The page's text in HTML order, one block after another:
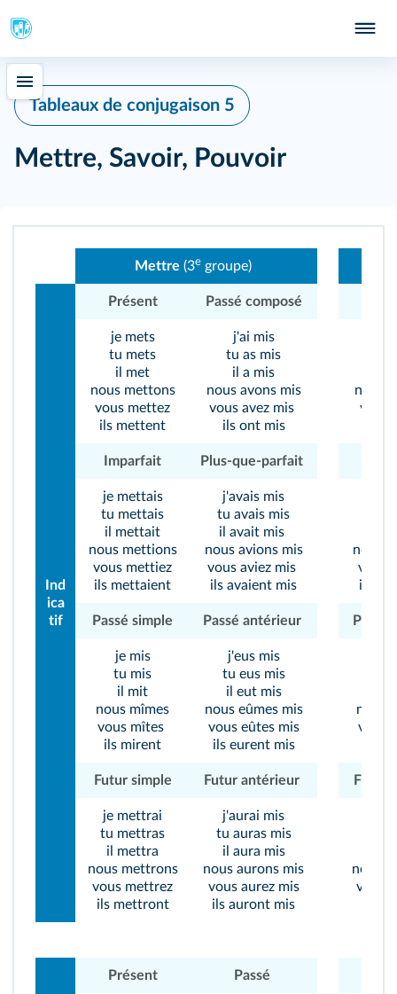
Tableaux de conjugaison 5
Mettre, Savoir, Pouvoir
Mettre (3egroupe)
Ind
ica
tif
Présent Passé composé
je mets
tu mets
il met
nous mettons
vous mettez
ils mettent
j'ai mis
tu as mis
il a mis
nous avons mis
vous avez mis
ils ont mis
nous
vous
Imparfait Plus-que-parfait
je mettais
tu mettais
il mettait
nous mettions
vous mettiez
ils mettaient
j'avais mis
tu avais mis
il avait mis
nous avions mis
vous aviez mis
ils avaient mis
nous
vous
ils
Passé simple Passé antérieur Passé
je mis
tu mis
il mit
nous mîmes
vous mîtes
ils mirent
j'eus mis
tu eus mis
il eut mis
nous eûmes mis
vous eûtes mis
ils eurent mis
nous
vous
Futur simple Futur antérieur Futur
je mettrai
tu mettras
il mettra
nous mettrons
vous mettrez
ils mettront
j'aurai mis
tu auras mis
il aura mis
nous aurons mis
vous aurez mis
ils auront mis
nous
vous
Présent Passé